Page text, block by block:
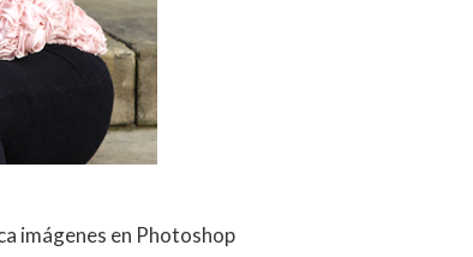
imágenes en Photoshop